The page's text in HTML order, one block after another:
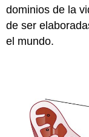
dominios de la
de ser
el mundo.